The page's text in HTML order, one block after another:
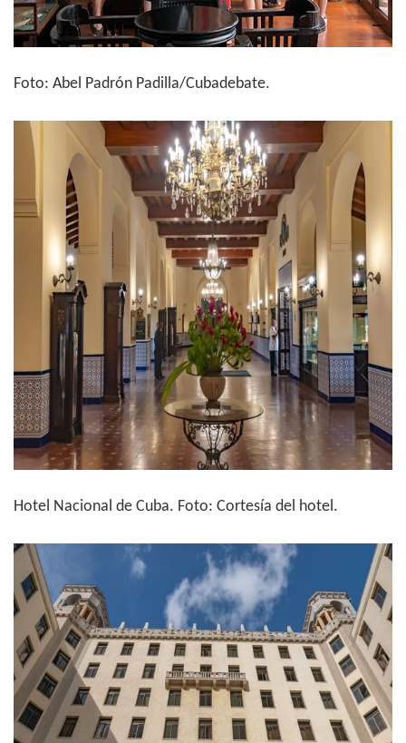
Foto: Abel Padrón Padilla/Cubadebate.
Hotel Nacional de Cuba. Foto: Cortesía del hotel.